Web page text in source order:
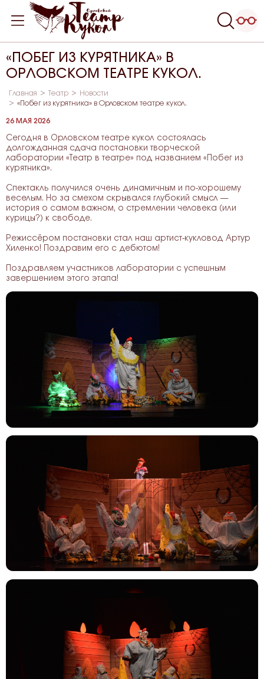
«ПОБЕГ ИЗ КУРЯТНИКА» В
ОРЛОВСКОМ ТЕАТРЕ КУКОЛ.
Главная Театр
Новости
«Побег из курятника» в Орловском театре кукол.
26 МАЯ 2026
Сегодня в Орловском театре кукол состоялась
долгожданная сдача постановки творческой
лаборатории «Театр в театре» под названием «Побег из
курятника».
Спектакль получился очень динамичным и по-хорошему
веселым. Но за смехом скрывался глубокий смысл —
история о самом важном, о стремлении человека (или
курицы?) к свободе.
Режиссёром постановки стал наш артист-кукловод Артур
Хиленко! Поздравим его с дебютом!
Поздравляем участников лаборатории с успешным
завершением этого этапа!